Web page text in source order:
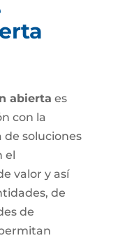
abierta es
con la
soluciones
el
valor y así
de
de